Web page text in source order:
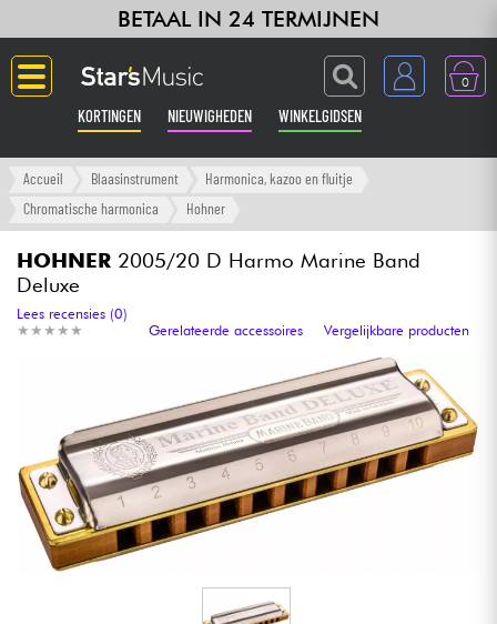
BETAAL IN 24 TERMIJNEN
0
KORTINGEN NIEUWIGHEDEN WINKELGIDSEN
Langue
Synths & samplers
Home-studio
Hoofdtelefoon
Accueil Blaasinstrument
Harmonica, kazoo en fluitje
Chromatische harmonica
Hohner
HOHNER 2005/20 D Harmo Marine Band
Deluxe
★ ★ ★ ★ ★
★ ★ ★ ★ ★
Lees recensies (0)
Gerelateerde accessoires
Vergelijkbare producten